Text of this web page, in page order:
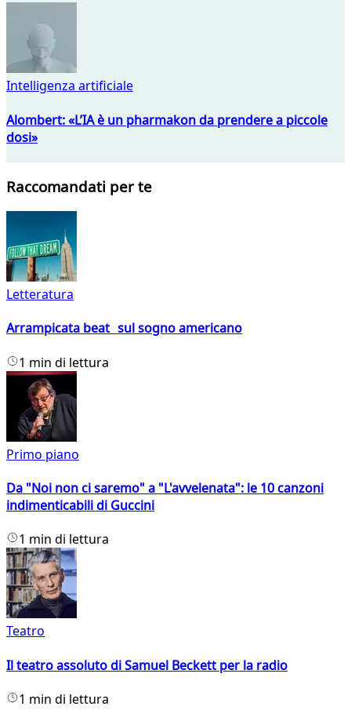
Intelligenza artificiale
Alombert: «L’IA è un pharmakon da prendere a piccole
dosi»
Raccomandati per te
Letteratura
Arrampicata beat sul sogno americano
1 min di lettura
Primo piano
Da "Noi non ci saremo" a "L'avvelenata": le 10 canzoni
indimenticabili di Guccini
1 min di lettura
Teatro
Il teatro assoluto di Samuel Beckett per la radio
1 min di lettura